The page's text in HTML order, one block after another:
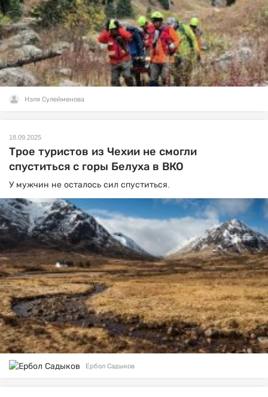
Нэля Сулейменова
18.09.2025
Трое туристов из Чехии не смогли
спуститься с горы Белуха в ВКО
У мужчин не осталось сил спуститься.
Ербол Садыков